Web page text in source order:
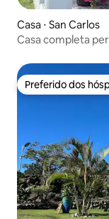
Casa ⋅ San Carlos
Casa completa
Preferido dos
Preferido dos